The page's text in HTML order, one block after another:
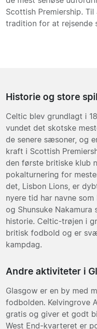
Scottish Premiership.
tradition for at rejsende
Historie og store
Celtic blev grundlagt i
vundet det skotske
de senere sæsoner, og
kraft i Scottish
den første britiske klub
pokalturnering for
det, Lisbon Lions, er
nyere tid har navne
og Shunsuke
historie. Celtic-trøjen i
britisk fodbold og er
kampdag.
Andre aktiviteter i
Glasgow er en by med
fodbolden. Kelvingrove
gratis og giver et godt
West End-kvarteret er